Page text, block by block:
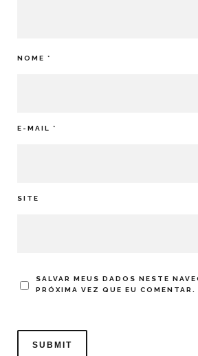
NOME *
E-MAIL *
SITE
SALVAR MEUS DADOS NESTE
PRÓXIMA VEZ QUE EU COMENTAR.